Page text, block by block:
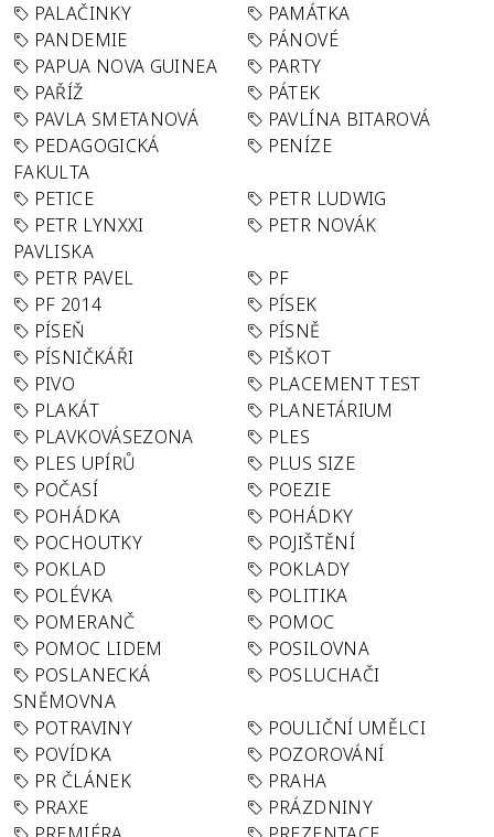
PALAČINKY
PAMÁTKA
PANDEMIE
PÁNOVÉ
PAPUA NOVA GUINEA
PARTY
PAŘÍŽ
PÁTEK
PAVLA SMETANOVÁ
PAVLÍNA BITAROVÁ
PEDAGOGICKÁ
FAKULTA
PENÍZE
PETICE
PETR LUDWIG
PETR LYNXXI
PAVLISKA
PETR NOVÁK
PETR PAVEL
PF
PF 2014
PÍSEK
PÍSEŇ
PÍSNĚ
PÍSNIČKÁŘI
PIŠKOT
PIVO
PLACEMENT TEST
PLAKÁT
PLANETÁRIUM
PLAVKOVÁSEZONA
PLES
PLES UPÍRŮ
PLUS SIZE
POČASÍ
POEZIE
POHÁDKA
POHÁDKY
POCHOUTKY
POJIŠTĚNÍ
POKLAD
POKLADY
POLÉVKA
POLITIKA
POMERANČ
POMOC
POMOC LIDEM
POSILOVNA
POSLANECKÁ
SNĚMOVNA
POSLUCHAČI
POTRAVINY
POULIČNÍ UMĚLCI
POVÍDKA
POZOROVÁNÍ
PR ČLÁNEK
PRAHA
PRAXE
PRÁZDNINY